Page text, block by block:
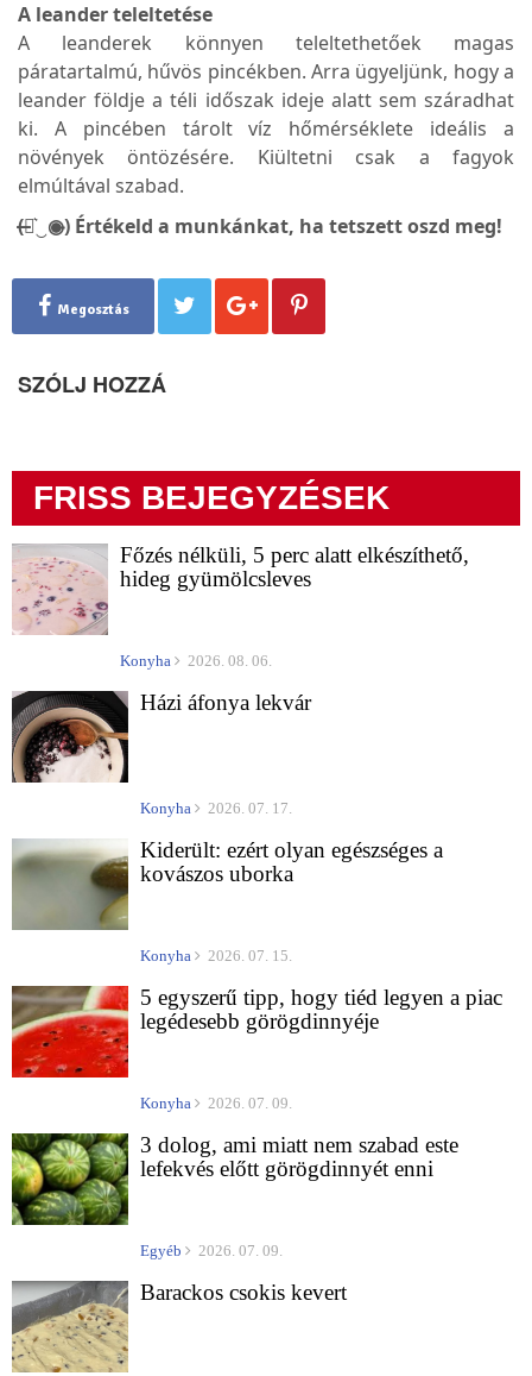
A leander teleltetése
A leanderek könnyen teleltethetőek magas
páratartalmú, hűvös pincékben. Arra ügyeljünk, hogy a
leander földje a téli időszak ideje alatt sem száradhat
ki. A pincében tárolt víz hőmérséklete ideális a
növények öntözésére. Kiültetni csak a fagyok
elmúltával szabad.
(̶◉͛‿◉̶) Értékeld a munkánkat, ha tetszett oszd meg!
Megosztás
SZÓLJ HOZZÁ
FRISS BEJEGYZÉSEK
Főzés nélküli, 5 perc alatt elkészíthető,
hideg gyümölcsleves
Konyha 2026. 08. 06.
Házi áfonya lekvár
Konyha 2026. 07. 17.
Kiderült: ezért olyan egészséges a
kovászos uborka
Konyha 2026. 07. 15.
5 egyszerű tipp, hogy tiéd legyen a piac
legédesebb görögdinnyéje
Konyha 2026. 07. 09.
3 dolog, ami miatt nem szabad este
lefekvés előtt görögdinnyét enni
Egyéb 2026. 07. 09.
Barackos csokis kevert